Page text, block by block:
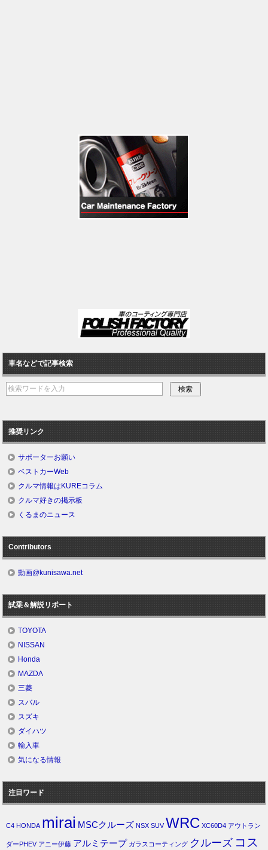
車名などで記事検索
推奨リンク
サポーターお願い
ベストカーWeb
クルマ情報はKUREコラム
クルマ好きの掲示板
くるまのニュース
Contributors
動画@kunisawa.net
試乗＆解説リポート
TOYOTA
NISSAN
Honda
MAZDA
三菱
スバル
スズキ
ダイハツ
輸入車
気になる情報
注目ワード
C4 HONDA mirai MSCクルーズ NSX SUV WRC XC60D4 アウトラン
ダーPHEV アニー伊藤 アルミテープ ガラスコーティング クルーズ コス